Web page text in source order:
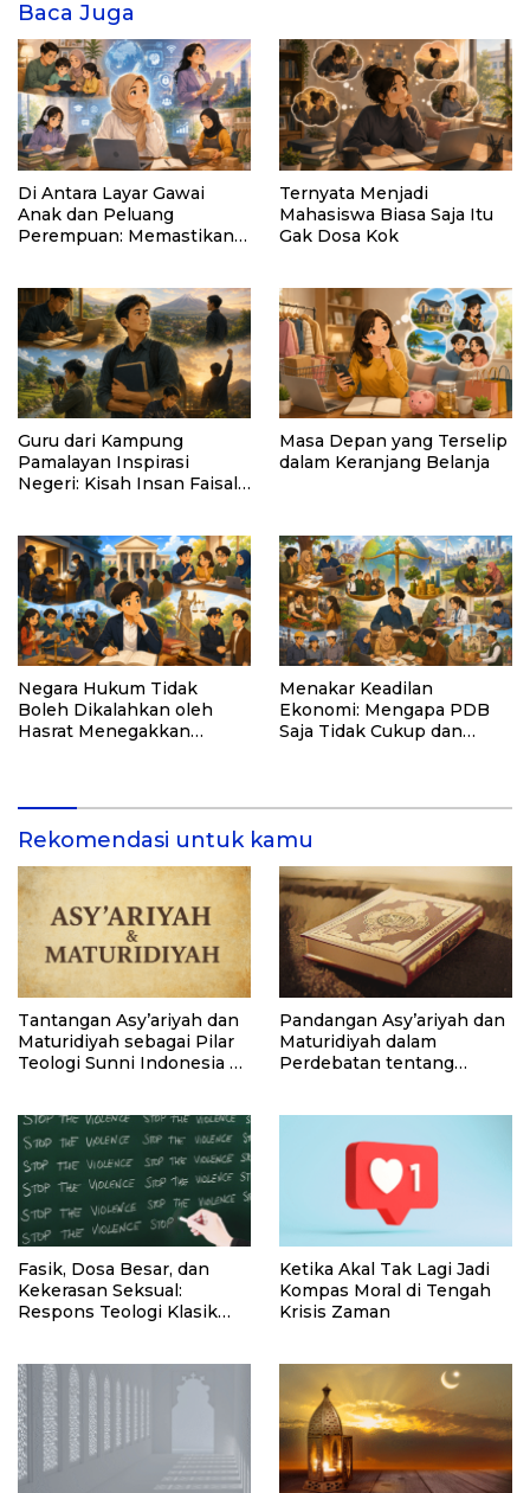
Baca Juga
Di Antara Layar Gawai
Anak dan Peluang
Perempuan: Memastikan
Ternyata Menjadi
Mahasiswa Biasa Saja Itu
Gak Dosa Kok
Guru dari Kampung
Pamalayan Inspirasi
Negeri: Kisah Insan Faisal
Pelosok Negeri”
Masa Depan yang Terselip
dalam Keranjang Belanja
Negara Hukum Tidak
Boleh Dikalahkan oleh
Hasrat Menegakkan
Menakar Keadilan
Ekonomi: Mengapa PDB
Saja Tidak Cukup dan
Rekomendasi untuk kamu
Tantangan Asy’ariyah dan
Maturidiyah sebagai Pilar
Teologi Sunni Indonesia di
Pandangan Asy’ariyah dan
Maturidiyah dalam
Perdebatan tentang
Fasik, Dosa Besar, dan
Kekerasan Seksual:
Respons Teologi Klasik
Ketika Akal Tak Lagi Jadi
Kompas Moral di Tengah
Krisis Zaman